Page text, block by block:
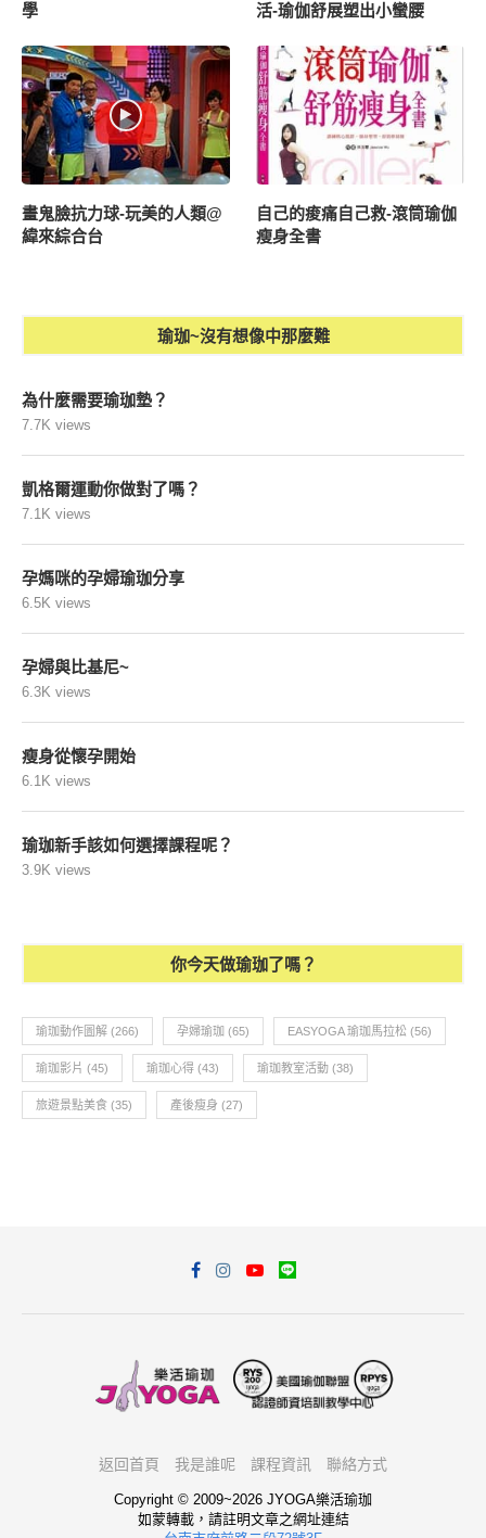
學
活-瑜伽舒展塑出小蠻腰
畫鬼臉抗力球-玩美的人類@
緯來綜合台
自己的痠痛自己救-滾筒瑜伽
瘦身全書
瑜珈~沒有想像中那麼難
為什麼需要瑜珈墊？
7.7K views
凱格爾運動你做對了嗎？
7.1K views
孕媽咪的孕婦瑜珈分享
6.5K views
孕婦與比基尼~
6.3K views
瘦身從懷孕開始
6.1K views
瑜珈新手該如何選擇課程呢？
3.9K views
你今天做瑜珈了嗎？
瑜珈動作圖解 (266) 孕婦瑜珈 (65) EASYOGA 瑜珈馬拉松 (56)
瑜珈影片 (45) 瑜珈心得 (43) 瑜珈教室活動 (38)
旅遊景點美食 (35) 產後瘦身 (27)
返回首頁 我是誰呢 課程資訊 聯絡方式
Copyright © 2009~2026 JYOGA樂活瑜珈
如蒙轉載，請註明文章之網址連結